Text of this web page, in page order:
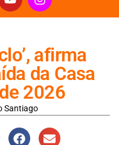
afirma
da Casa
2026
Santiago